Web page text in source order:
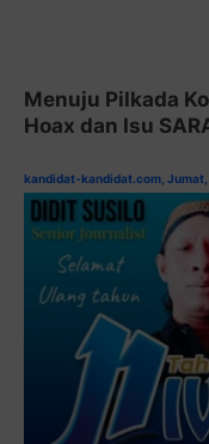
Menuju Pilkada
Hoax dan Isu
kandidat-kandidat.com, Jumat,